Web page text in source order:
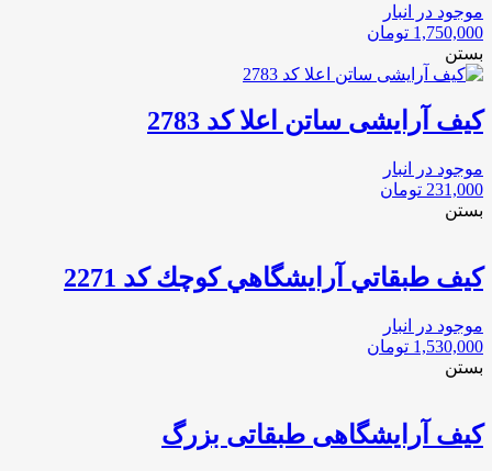
موجود در انبار
1,750,000 تومان
بستن
کیف آرایشی ساتن اعلا کد 2783
موجود در انبار
231,000 تومان
بستن
كيف طبقاتي آرايشگاهي كوچك كد 2271
موجود در انبار
1,530,000 تومان
بستن
کیف آرایشگاهی طبقاتی بزرگ